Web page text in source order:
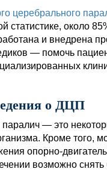
церебрального
статистике, около
и внедрена
— помочь
о ДЦП
— это
Кроме того,
опорно-
возможно